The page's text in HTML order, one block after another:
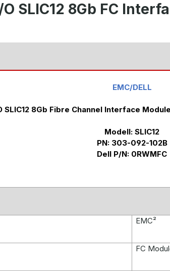
SLIC12 8Gb FC
EMC/DELL
SLIC12 8Gb Fibre Channel Interface
Modell: SLIC12
PN: 303-092-102B
Dell P/N: 0RWMFC
EMC²
FC